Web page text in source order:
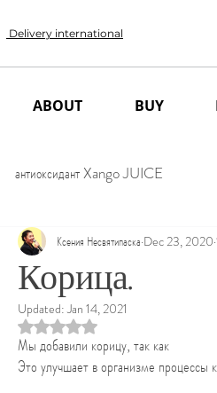
Delivery international
ABOUT BUY
антиоксидант Xango JUICE
Корица.
Ксения Несвятипаска Dec 23, 2020
Updated:Jan 14, 2021
Rated NaN out of 5 stars.
Мы добавили корицу, так как
Это улучшает в организме процессы